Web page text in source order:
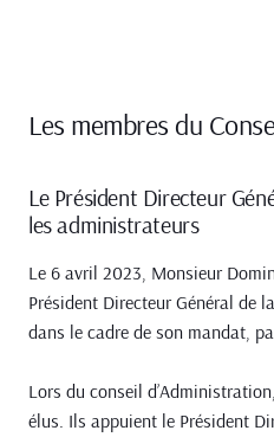
Les membres du
Le Président Directeur
les administrateurs
Le 6 avril 2023, Monsieur
Président Directeur Général de
dans le cadre de son mandat,
Lors du conseil
élus. Ils appuient le Président